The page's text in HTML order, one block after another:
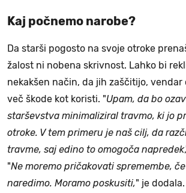
Kaj počnemo narobe?
Da starši pogosto na svoje otroke
žalost ni nobena skrivnost. Lahko bi
nekakšen način, da jih zaščitijo,
več škode kot koristi. "Upam, da bo
starševstva minimaliziral travmo, ki jo
otroke. V tem primeru je naš cilj, da
travme, saj edino to omogoča napredek
"Ne moremo pričakovati spremembe,
naredimo. Moramo poskusiti," je dodala.